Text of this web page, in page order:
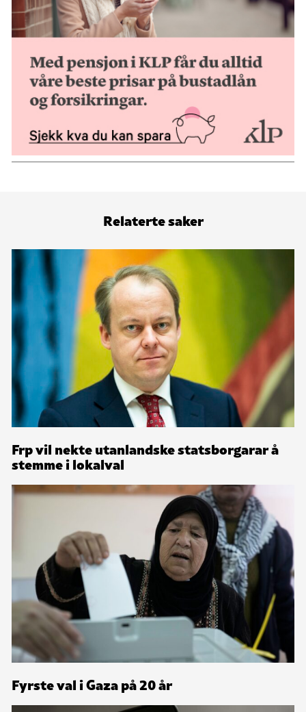
Relaterte saker
Frp vil nekte utanlandske statsborgarar å
stemme i lokalval
Fyrste val i Gaza på 20 år